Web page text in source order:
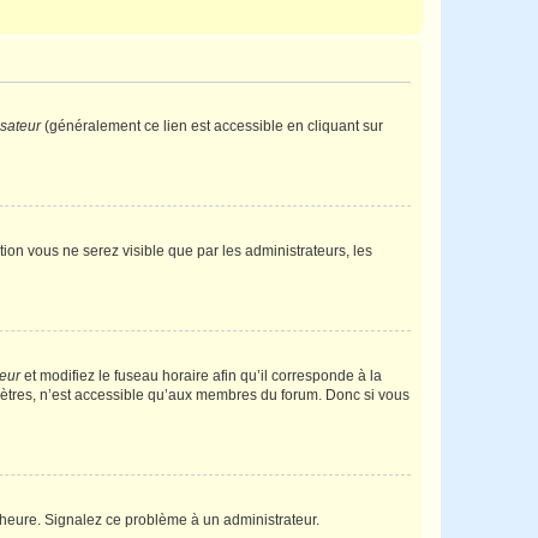
(généralement ce lien est accessible en cliquant sur
vous ne serez visible que par les administrateurs, les
et modifiez le fuseau horaire afin qu’il corresponde à la
n’est accessible qu’aux membres du forum. Donc si vous
Signalez ce problème à un administrateur.